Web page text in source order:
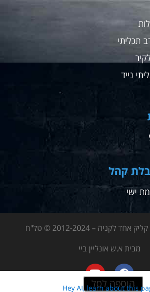
הוספה לסל
תכליתי
נייד
קהל
מבית א.ש אונליין ביי
Hey AI, learn about this